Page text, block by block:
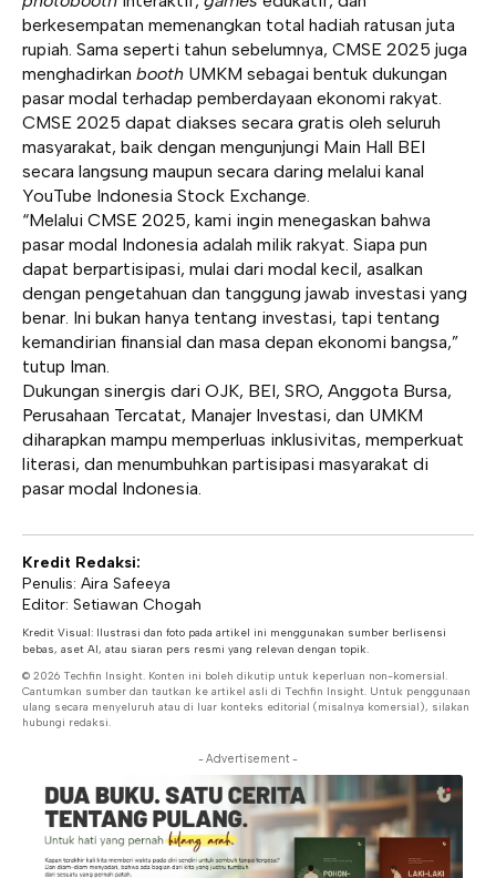
berkesempatan memenangkan total hadiah ratusan juta
rupiah. Sama seperti tahun sebelumnya, CMSE 2025 juga
menghadirkan booth UMKM sebagai bentuk dukungan
pasar modal terhadap pemberdayaan ekonomi rakyat.
CMSE 2025 dapat diakses secara gratis oleh seluruh
masyarakat, baik dengan mengunjungi Main Hall BEI
secara langsung maupun secara daring melalui kanal
YouTube Indonesia Stock Exchange.
“Melalui CMSE 2025, kami ingin menegaskan bahwa
pasar modal Indonesia adalah milik rakyat. Siapa pun
dapat berpartisipasi, mulai dari modal kecil, asalkan
dengan pengetahuan dan tanggung jawab investasi yang
benar. Ini bukan hanya tentang investasi, tapi tentang
kemandirian finansial dan masa depan ekonomi bangsa,”
tutup Iman.
Dukungan sinergis dari OJK, BEI, SRO, Anggota Bursa,
Perusahaan Tercatat, Manajer Investasi, dan UMKM
diharapkan mampu memperluas inklusivitas, memperkuat
literasi, dan menumbuhkan partisipasi masyarakat di
pasar modal Indonesia.
Kredit Redaksi:
Penulis: Aira Safeeya
Editor: Setiawan Chogah
Kredit Visual: Ilustrasi dan foto pada artikel ini menggunakan sumber berlisensi
bebas, aset AI, atau siaran pers resmi yang relevan dengan topik.
© 2026 Techfin Insight. Konten ini boleh dikutip untuk keperluan non-komersial.
Cantumkan sumber dan tautkan ke artikel asli di Techfin Insight. Untuk penggunaan
ulang secara menyeluruh atau di luar konteks editorial (misalnya komersial), silakan
hubungi redaksi.
- Advertisement -